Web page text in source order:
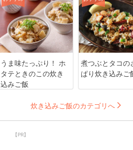
うま味たっぷり！ ホ
タテときのこの炊き
込みご飯
煮つぶとタコの
ぱり炊き込みご
炊き込みご飯のカテゴリへ
【PR】